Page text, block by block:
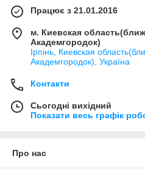
Працює з 21.01.2016
м. Киевская
Академгородок)
Ірпінь, Киевская
Академгородок), Україна
Контакти
Сьогодні вихідний
Показати весь графік
Про нас